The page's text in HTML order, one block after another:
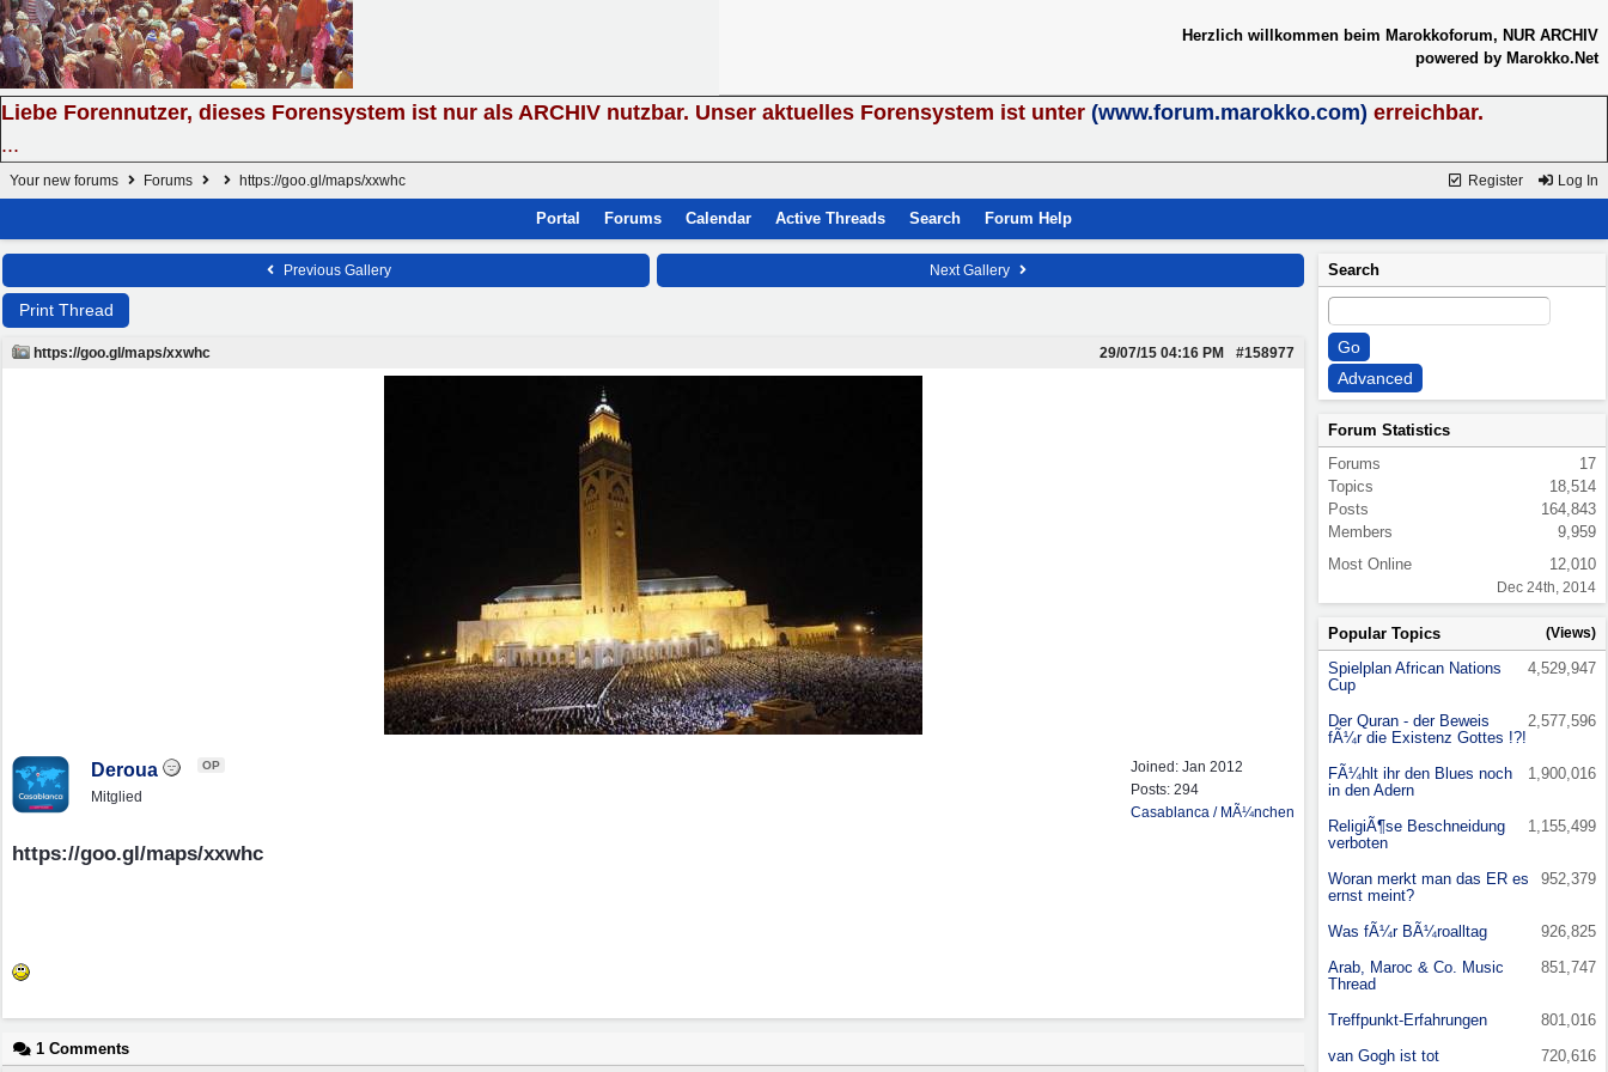
Herzlich willkommen beim Marokkoforum, NUR ARCHIV
powered by Marokko.Net
Liebe Forennutzer, dieses Forensystem ist nur als ARCHIV nutzbar. Unser aktuelles Forensystem ist unter (www.forum.marokko.com) erreichbar.
...
Register Log In
Your new forums Forums https://goo.gl/maps/xxwhc
Portal Forums Calendar Active Threads Search Forum Help
Previous Gallery Next Gallery
Print Thread
https://goo.gl/maps/xxwhc #158977
29/07/15 04:16 PM
Joined: Jan 2012
Posts: 294
Casablanca / MÃ¼nchen
Deroua OP
Mitglied
https://goo.gl/maps/xxwhc
1 Comments
Search
Forum Statistics
Forums
17
Topics
18,514
Posts
164,843
Members
9,959
Most Online
12,010
Dec 24th, 2014
Popular Topics (Views)
4,529,947
Spielplan African Nations
Cup
2,577,596
Der Quran - der Beweis
fÃ¼r die Existenz Gottes !?!
1,900,016
FÃ¼hlt ihr den Blues noch
in den Adern
1,155,499
ReligiÃ¶se Beschneidung
verboten
952,379
Woran merkt man das ER es
ernst meint?
926,825
Was fÃ¼r BÃ¼roalltag
851,747
Arab, Maroc & Co. Music
Thread
801,016
Treffpunkt-Erfahrungen
720,616
van Gogh ist tot